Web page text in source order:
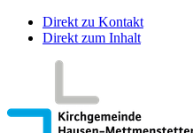
Direkt zu Kontakt
Direkt zum Inhalt